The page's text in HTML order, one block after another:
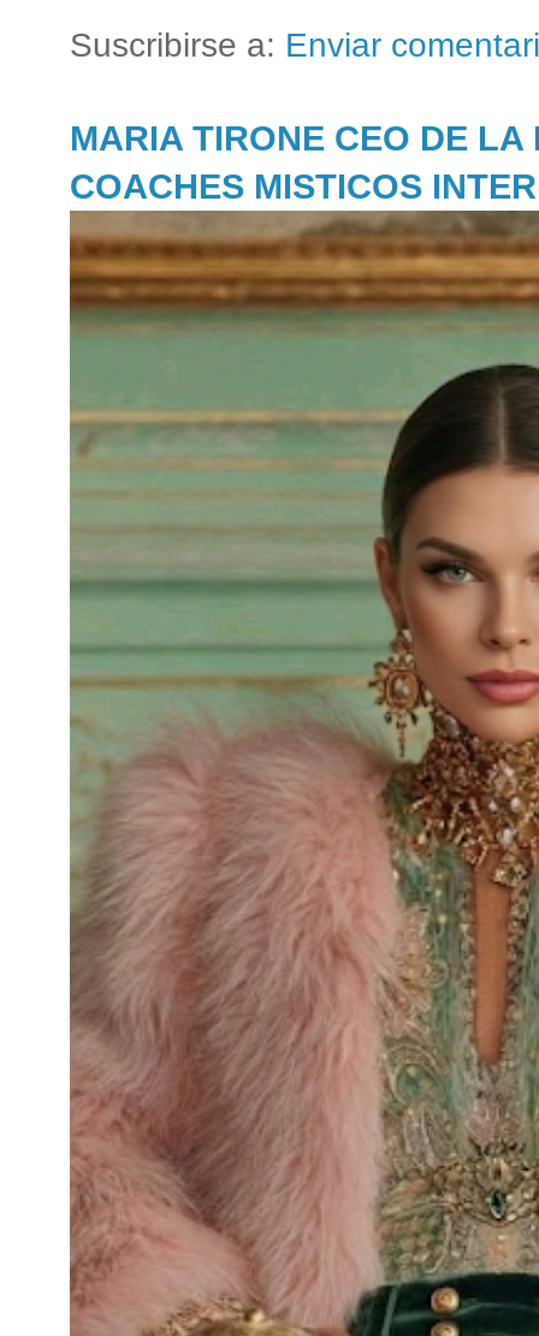
Suscribirse a: Enviar
MARIA TIRONE CEO DE LA
COACHES MISTICOS